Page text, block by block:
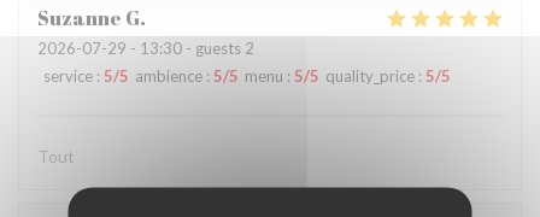
Suzanne G
2026-07-29 - 13:30 - guests 2
service : 5/5 ambience : 5/5 menu : 5/5 quality_price : 5/5
Tout